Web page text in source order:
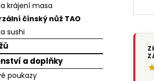
krájení masa
čínský nůž TAO
sushi
a doplňky
poukazy